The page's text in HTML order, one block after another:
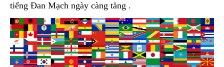
tiếng Đan Mạch ngày càng tăng .